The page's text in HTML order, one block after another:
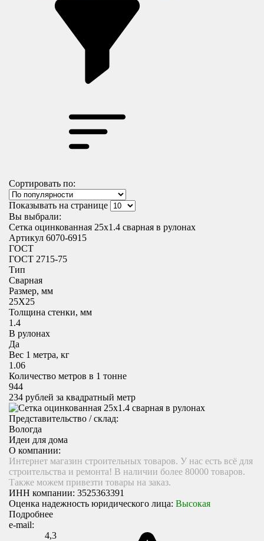
Сортировать по:
Показывать на странице
Вы выбрали:
Сетка оцинкованная 25х1.4 сварная в рулонах
Артикул 6070-6915
ГОСТ
ГОСТ 2715-75
Тип
Сварная
Размер, мм
25X25
Толщина стенки, мм
1.4
В рулонах
Да
Вес 1 метра, кг
1.06
Количество метров в 1 тонне
944
234 рублей за квадратный метр
Представительство / склад:
Вологда
Идеи для дома
О компании:
Интернет магазин строительных товаров. У нас есть всё для
строительства и ремонта! В наличии более 80000 товаров.
Также можем привезти товары на заказ.
ИНН компании: 3525363391
Оценка надежность юридического лица: Высокая
Подробнее
e-mail:
4,3